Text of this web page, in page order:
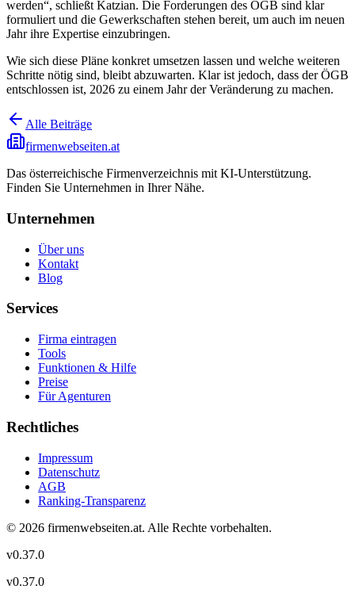
werden“, schließt Katzian. Die Forderungen des ÖGB sind klar
formuliert und die Gewerkschaften stehen bereit, um auch im neuen
Jahr ihre Expertise einzubringen.
Wie sich diese Pläne konkret umsetzen lassen und welche weiteren
Schritte nötig sind, bleibt abzuwarten. Klar ist jedoch, dass der ÖGB
entschlossen ist, 2026 zu einem Jahr der Veränderung zu machen.
Alle Beiträge
firmenwebseiten.at
Das österreichische Firmenverzeichnis mit KI-Unterstützung.
Finden Sie Unternehmen in Ihrer Nähe.
Unternehmen
Über uns
Kontakt
Blog
Services
Firma eintragen
Tools
Funktionen & Hilfe
Preise
Für Agenturen
Rechtliches
Impressum
Datenschutz
AGB
Ranking-Transparenz
© 2026 firmenwebseiten.at. Alle Rechte vorbehalten.
v0.37.0
v0.37.0